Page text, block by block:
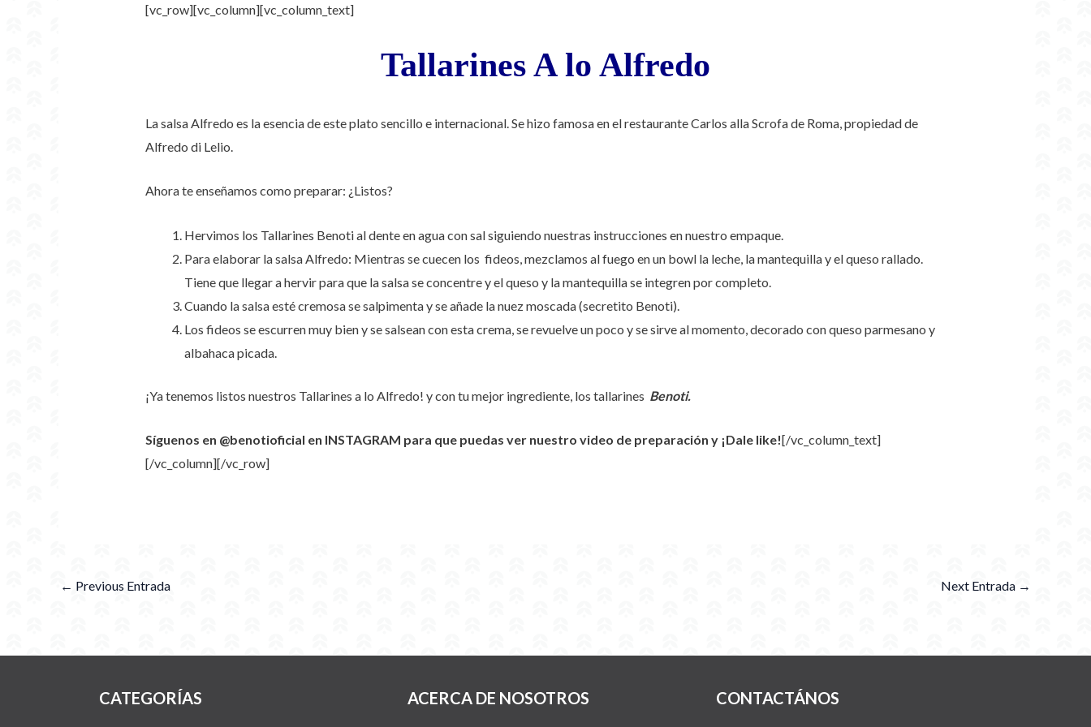
[vc_row][vc_column][vc_column_text]
Tallarines A lo Alfredo
La salsa Alfredo es la esencia de este plato sencillo e internacional. Se hizo famosa en el restaurante Carlos alla Scrofa de Roma, propiedad de
Alfredo di Lelio.
Ahora te enseñamos como preparar: ¿Listos?
Hervimos los Tallarines Benoti al dente en agua con sal siguiendo nuestras instrucciones en nuestro empaque.
Para elaborar la salsa Alfredo: Mientras se cuecen los fideos, mezclamos al fuego en un bowl la leche, la mantequilla y el queso rallado.
Tiene que llegar a hervir para que la salsa se concentre y el queso y la mantequilla se integren por completo.
Cuando la salsa esté cremosa se salpimenta y se añade la nuez moscada (secretito Benoti).
Los fideos se escurren muy bien y se salsean con esta crema, se revuelve un poco y se sirve al momento, decorado con queso parmesano y
albahaca picada.
¡Ya tenemos listos nuestros Tallarines a lo Alfredo! y con tu mejor ingrediente, los tallarines Benoti.
Síguenos en @benotioficial en INSTAGRAM para que puedas ver nuestro video de preparación y ¡Dale like![/vc_column_text]
[/vc_column][/vc_row]
← Previous Entrada Next Entrada →
CATEGORÍAS ACERCA DE NOSOTROS CONTACTÁNOS